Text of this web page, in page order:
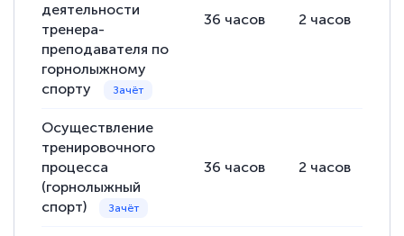
деятельности
тренера-
преподавателя по
горнолыжному
спорту
36 часов 2 часов
Осуществление
тренировочного
процесса
(горнолыжный
спорт)
36 часов 2 часов